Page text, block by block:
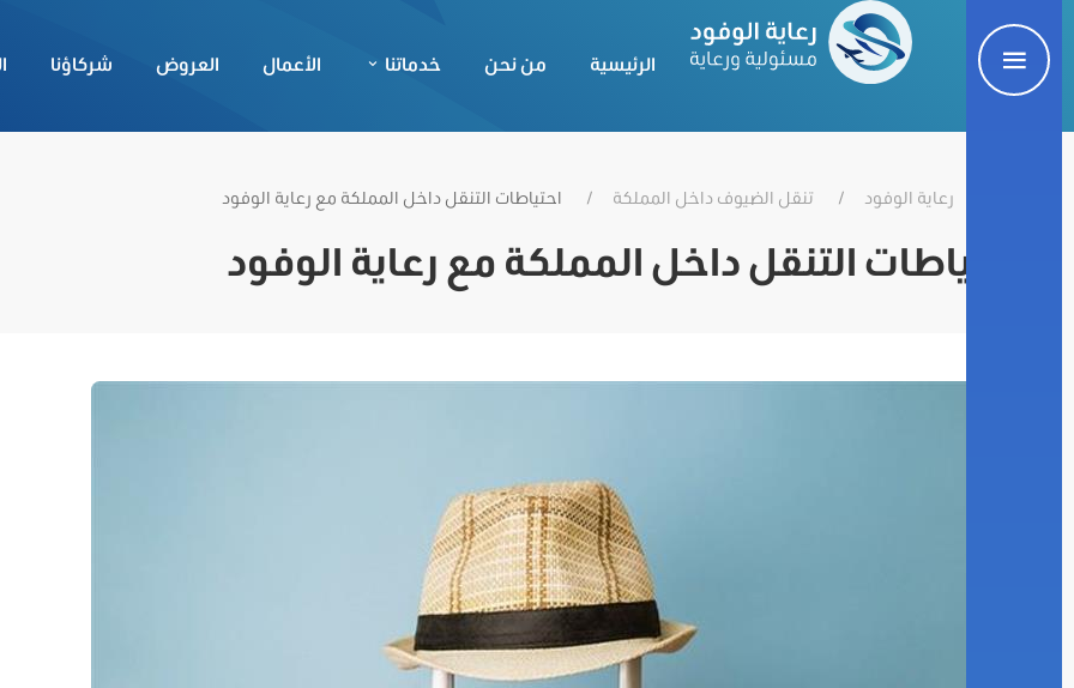
الرئيسية من نحن خدماتنا الأعمال العروض شركاؤنا
رعاية الوفود تنقل الضيوف داخل المملكة احتياطات التنقل داخل المملكة مع رعاية الوفود
احتياطات التنقل داخل المملكة مع رعاية الوفود